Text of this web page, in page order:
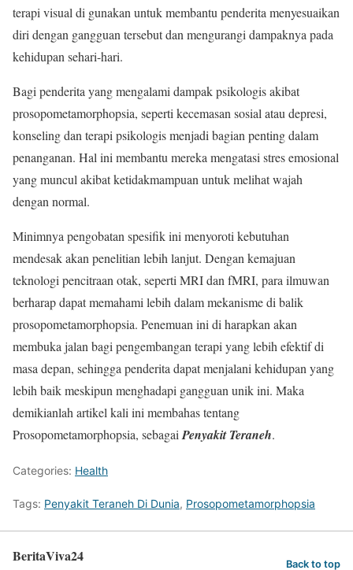
terapi visual di gunakan untuk membantu penderita menyesuaikan
diri dengan gangguan tersebut dan mengurangi dampaknya pada
kehidupan sehari-hari.
Bagi penderita yang mengalami dampak psikologis akibat
prosopometamorphopsia, seperti kecemasan sosial atau depresi,
konseling dan terapi psikologis menjadi bagian penting dalam
penanganan. Hal ini membantu mereka mengatasi stres emosional
yang muncul akibat ketidakmampuan untuk melihat wajah
dengan normal.
Minimnya pengobatan spesifik ini menyoroti kebutuhan
mendesak akan penelitian lebih lanjut. Dengan kemajuan
teknologi pencitraan otak, seperti MRI dan fMRI, para ilmuwan
berharap dapat memahami lebih dalam mekanisme di balik
prosopometamorphopsia. Penemuan ini di harapkan akan
membuka jalan bagi pengembangan terapi yang lebih efektif di
masa depan, sehingga penderita dapat menjalani kehidupan yang
lebih baik meskipun menghadapi gangguan unik ini. Maka
demikianlah artikel kali ini membahas tentang
Prosopometamorphopsia, sebagai Penyakit Teraneh.
Categories: Health
Tags: Penyakit Teraneh Di Dunia, Prosopometamorphopsia
BeritaViva24 Back to top